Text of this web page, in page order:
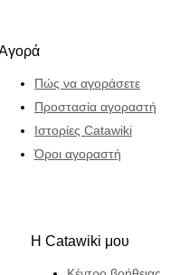
Πώς να αγοράσετε
Προστασία αγοραστή
Ιστορίες Catawiki
Όροι αγοραστή
Η Catawiki μου